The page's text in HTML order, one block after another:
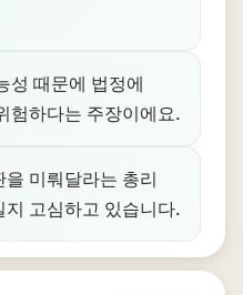
성 때문에 법정에
험하다는 주장이에요.
미뤄달라는 총리
고심하고 있습니다.